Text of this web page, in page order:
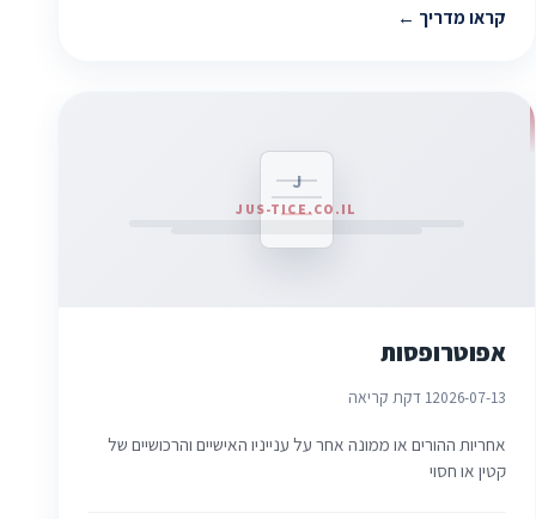
קראו מדריך
J
JUS-TICE.CO.IL
אפוטרופסות
2026-07-131 דקת קריאה
אחריות ההורים או ממונה אחר על ענייניו האישיים והרכושיים של
קטין או חסוי